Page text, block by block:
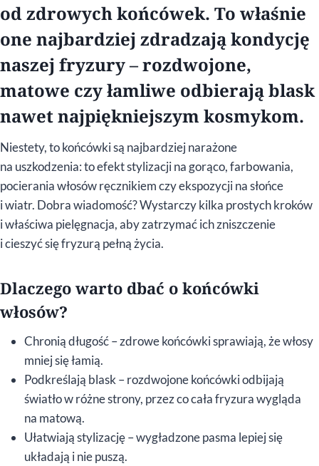
od zdrowych końcówek. To właśnie
one najbardziej zdradzają kondycję
naszej fryzury – rozdwojone,
matowe czy łamliwe odbierają blask
nawet najpiękniejszym kosmykom.
Niestety, to końcówki są najbardziej narażone
na uszkodzenia: to efekt stylizacji na gorąco, farbowania,
pocierania włosów ręcznikiem czy ekspozycji na słońce
i wiatr. Dobra wiadomość? Wystarczy kilka prostych kroków
i właściwa pielęgnacja, aby zatrzymać ich zniszczenie
i cieszyć się fryzurą pełną życia.
Dlaczego warto dbać o końcówki
włosów?
Chronią długość – zdrowe końcówki sprawiają, że włosy
mniej się łamią.
Podkreślają blask – rozdwojone końcówki odbijają
światło w różne strony, przez co cała fryzura wygląda
na matową.
Ułatwiają stylizację – wygładzone pasma lepiej się
układają i nie puszą.